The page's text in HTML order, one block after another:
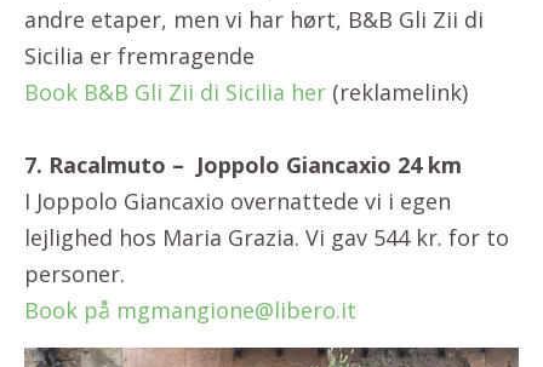
andre etaper, men vi har hørt, B&B Gli Zii di
Sicilia er fremragende
Book B&B Gli Zii di Sicilia her (reklamelink)
7. Racalmuto – Joppolo Giancaxio 24 km
I Joppolo Giancaxio overnattede vi i egen
lejlighed hos Maria Grazia. Vi gav 544 kr. for to
personer.
Book på mgmangione@libero.it